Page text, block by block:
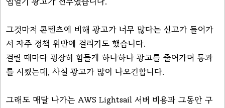
그것마저 콘텐츠에 비해 광고가 너무 많다는 신고가 들어가
서 자주 정책 위반에 걸리기도 했습니다.
걸릴 때마다 굉장히 힘들게 하나하나 광고를 줄여가며 통과
를 시켰는데, 사실 광고가 많이 나오긴합니다.
그래도 매달 나가는 AWS Lightsail 서버 비용과 그동안 구